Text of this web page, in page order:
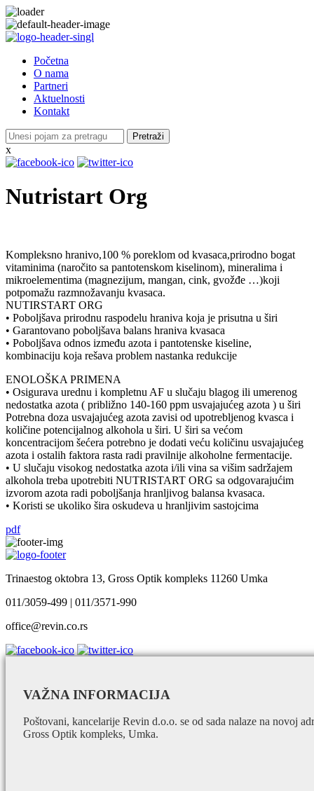
Početna
O nama
Partneri
Aktuelnosti
Kontakt
Pretraži
x
Nutristart Org
Kompleksno hranivo,100 % poreklom od kvasaca,prirodno bogat
vitaminima (naročito sa pantotenskom kiselinom), mineralima i
mikroelementima (magnezijum, mangan, cink, gvožđe …)koji
potpomažu razmnožavanju kvasaca.
NUTIRSTART ORG
• Poboljšava prirodnu raspodelu hraniva koja je prisutna u širi
• Garantovano poboljšava balans hraniva kvasaca
• Poboljšava odnos između azota i pantotenske kiseline,
kombinaciju koja rešava problem nastanka redukcije
ENOLOŠKA PRIMENA
• Osigurava urednu i kompletnu AF u slučaju blagog ili umerenog
nedostatka azota ( približno 140-160 ppm usvajajućeg azota ) u širi
Potrebna doza usvajajućeg azota zavisi od upotrebljenog kvasca i
količine potencijalnog alkohola u širi. U širi sa većom
koncentracijom šećera potrebno je dodati veću količinu usvajajućeg
azota i ostalih faktora rasta radi pravilnije alkoholne fermentacije.
• U slučaju visokog nedostatka azota i/ili vina sa višim sadržajem
alkohola treba upotrebiti NUTRISTART ORG sa odgovarajućim
izvorom azota radi poboljšanja hranljivog balansa kvasaca.
• Koristi se ukoliko šira oskudeva u hranljivim sastojcima
pdf
Trinaestog oktobra 13, Gross Optik kompleks 11260 Umka
011/3059-499 | 011/3571-990
office@revin.co.rs
VAŽNA INFORMACIJA
Poštovani, kancelarije Revin d.o.o. se od sada nalaze na novoj
Gross Optik kompleks, Umka.